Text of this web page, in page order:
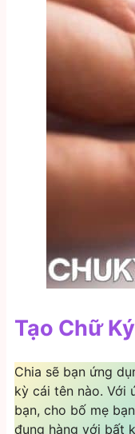
Tạo Chữ
Chia sẽ bạn ứng
kỳ cái tên nào. Với
bạn, cho bố mẹ
đụng hàng với bất